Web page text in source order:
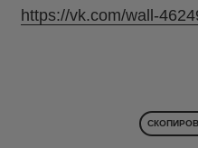
https://vk.com/wall-